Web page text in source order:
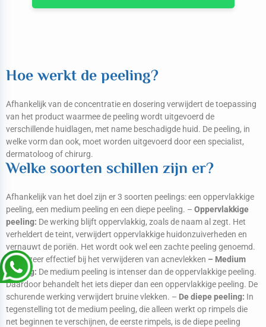
Hoe werkt de peeling?
Afhankelijk van de concentratie en dosering verwijdert de toepassing
van het product waarmee de peeling wordt uitgevoerd de
verschillende huidlagen, met name beschadigde huid. De peeling, in
welke vorm dan ook, moet worden uitgevoerd door een specialist,
dermatoloog of chirurg.
Welke soorten schillen zijn er?
Afhankelijk van het doel zijn er 3 soorten peelings: een oppervlakkige
peeling, een medium peeling en een diepe peeling. – Oppervlakkige
peeling: De werking blijft oppervlakkig, zoals de naam al zegt. Het
verheldert de teint, verwijdert oppervlakkige huidonzuiverheden en
vernauwt de poriën. Het wordt ook wel een zachte peeling genoemd.
Het is zeer effectief bij het verwijderen van acnevlekken – Medium
peeling: De medium peeling is intenser dan de oppervlakkige peeling.
Daardoor behandelt het iets dieper dan een oppervlakkige peeling. De
schurende werking verwijdert bruine vlekken. – De diepe peeling: In
tegenstelling tot de medium peeling, die alleen werkt op rimpels die
net beginnen te verschijnen, de eerste rimpels, is de diepe peeling